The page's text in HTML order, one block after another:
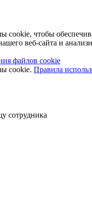
cookie, чтобы
веб-сайта и
файлов cookie
cookie. Правила
сотрудника